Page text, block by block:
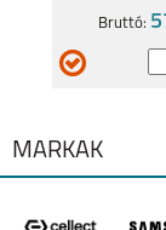
Bruttó:
MÁRKÁK